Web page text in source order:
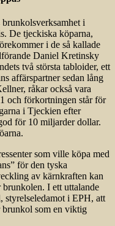
i
De tjeckiska köparna,
i de så kallade
Daniel Kretinsky
två största tabloider, ett
affärspartner sedan lång
råkar också vara
och förkortningen står för
i Tjeckien efter
för 10 miljarder dollar.
som ville köpa med
för den tyska
av kärnkraften kan
I ett uttalande
styrelseledamot i EPH, att
brunkol som en viktig